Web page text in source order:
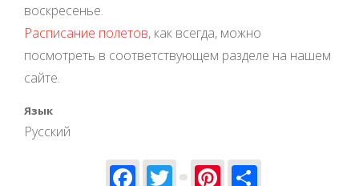
воскресенье.
Расписание полетов, как всегда, можно
посмотреть в соответствующем разделе на нашем
сайте.
Язык
Русский
Facebook
TwitterPinterest